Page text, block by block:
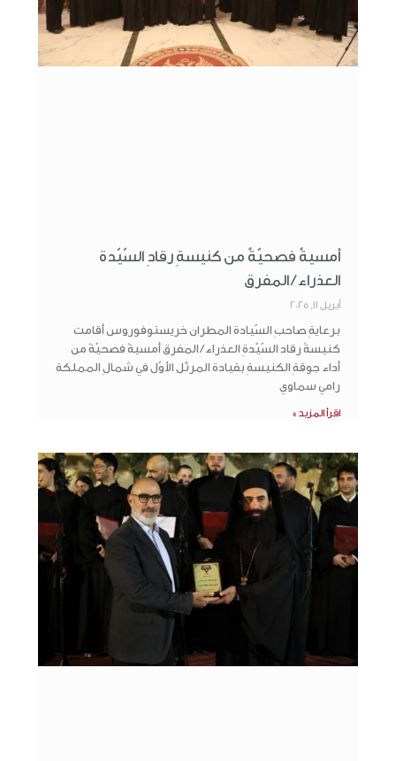
أمسيةٌ فصحيّةٌ من كنيسةِ رقادِ السّيّدة
العذراء / المفرق
أبريل 11, 2025
برعايةِ صاحبِ السّيادة المطران خريستوفوروس أقامت
كنيسةُ رقاد السّيّدةِ العذراء / المفرق أمسيةً فصحيّةً من
أداء جوقةِ الكنيسةِ بقيادة المرتّل الأوّل في شمالِ المملكة
رامي سماوي
اقرأ المزيد »